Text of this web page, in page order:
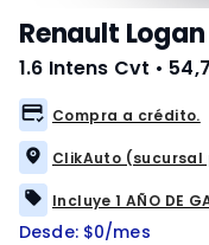
Renault
1.6 Intens Cvt •
Compra a crédito.
ClikAuto (sucursal
Incluye 1 AÑO DE
Desde: $0/mes